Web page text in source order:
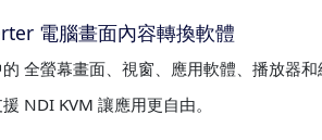
電腦畫面內容轉換軟體
全螢幕畫面、視窗、應用軟體、播放器
NDI KVM 讓應用更自由。